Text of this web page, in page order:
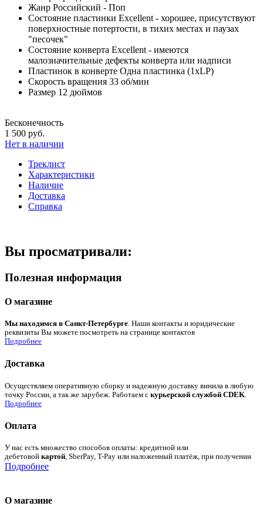
Жанр Российский - Поп
Состояние пластинки Excellent - хорошее, присутствуют
поверхностные потертости, в тихих местах и паузах
"песочек"
Состояние конверта Excellent - имеются
малозначительные дефекты конверта или надписи
Пластинок в конверте Одна пластинка (1xLP)
Скорость вращения 33 об/мин
Размер 12 дюймов
Бесконечность
1 500 руб.
Нет в наличии
Треклист
Характеристики
Наличие
Доставка
Справка
Вы просматривали:
Полезная информация
О магазине
Мы находимся в Санкт-Петербурге. Наши контакты и юридические
реквизиты Вы можете посмотреть на странице контактов
Подробнее
Доставка
Осуществляем оперативную сборку и надежную доставку винила в любую
точку России, а так же зарубеж. Работаем с курьерской службой CDEK
Подробнее
Оплата
У нас есть множество способов оплаты: кредитной или
дебетовой картой, SberPay, T-Pay или наложенный платёж, при получении
Подробнее
О магазине